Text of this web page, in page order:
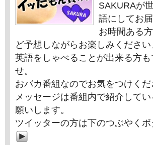
SAKURAが
語にしてお
お時間ある
ど予想しながらお楽しみください
英語をしゃべることが出来る方
せ。
おバカ番組なのでお気をつけくだ
メッセージは番組内で紹介して
願いします。
ツイッターの方は下のつぶやく